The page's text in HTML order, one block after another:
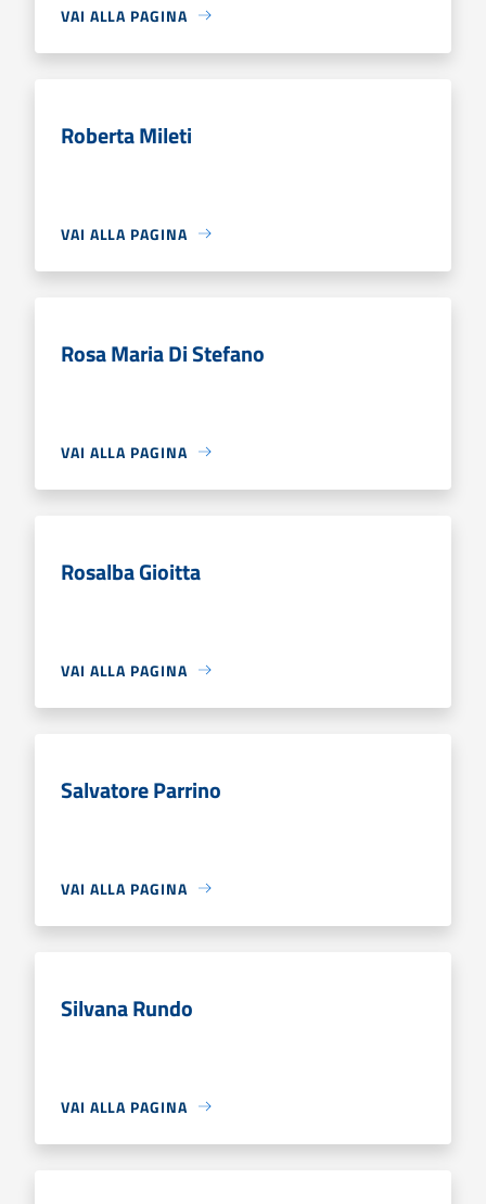
VAI ALLA PAGINA
Roberta Mileti
VAI ALLA PAGINA
Rosa Maria Di Stefano
VAI ALLA PAGINA
Rosalba Gioitta
VAI ALLA PAGINA
Salvatore Parrino
VAI ALLA PAGINA
Silvana Rundo
VAI ALLA PAGINA